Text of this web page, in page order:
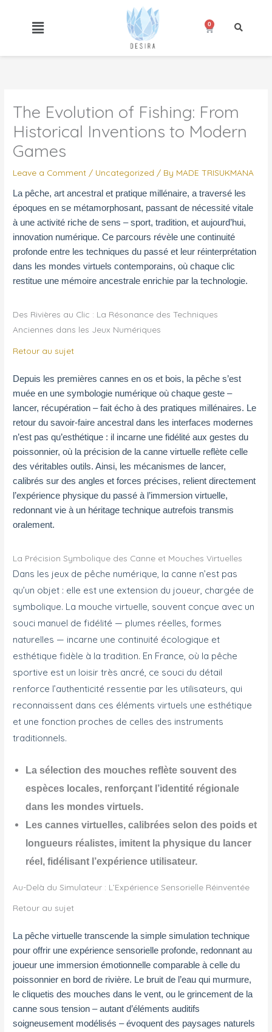
0
Cart
The Evolution of Fishing: From
Historical Inventions to Modern
Games
Leave a Comment / Uncategorized / By MADE TRISUKMANA
La pêche, art ancestral et pratique millénaire, a traversé les
époques en se métamorphosant, passant de nécessité vitale
à une activité riche de sens – sport, tradition, et aujourd’hui,
innovation numérique. Ce parcours révèle une continuité
profonde entre les techniques du passé et leur réinterprétation
dans les mondes virtuels contemporains, où chaque clic
restitue une mémoire ancestrale enrichie par la technologie.
Des Rivières au Clic : La Résonance des Techniques
Anciennes dans les Jeux Numériques
Retour au sujet
Depuis les premières cannes en os et bois, la pêche s’est
muée en une symbologie numérique où chaque geste –
lancer, récupération – fait écho à des pratiques millénaires. Le
retour du savoir-faire ancestral dans les interfaces modernes
n’est pas qu’esthétique : il incarne une fidélité aux gestes du
poissonnier, où la précision de la canne virtuelle reflète celle
des véritables outils. Ainsi, les mécanismes de lancer,
calibrés sur des angles et forces précises, relient directement
l’expérience physique du passé à l’immersion virtuelle,
redonnant vie à un héritage technique autrefois transmis
oralement.
La Précision Symbolique des Canne et Mouches Virtuelles
Dans les jeux de pêche numérique, la canne n’est pas
qu’un objet : elle est une extension du joueur, chargée de
symbolique. La mouche virtuelle, souvent conçue avec un
souci manuel de fidélité — plumes réelles, formes
naturelles — incarne une continuité écologique et
esthétique fidèle à la tradition. En France, où la pêche
sportive est un loisir très ancré, ce souci du détail
renforce l’authenticité ressentie par les utilisateurs, qui
reconnaissent dans ces éléments virtuels une esthétique
et une fonction proches de celles des instruments
traditionnels.
La sélection des mouches reflète souvent des
espèces locales, renforçant l’identité régionale
dans les mondes virtuels.
Les cannes virtuelles, calibrées selon des poids et
longueurs réalistes, imitent la physique du lancer
réel, fidélisant l’expérience utilisateur.
Au-Delà du Simulateur : L’Expérience Sensorielle Réinventée
Retour au sujet
La pêche virtuelle transcende la simple simulation technique
pour offrir une expérience sensorielle profonde, redonnant au
joueur une immersion émotionnelle comparable à celle du
poissonnier en bord de rivière. Le bruit de l’eau qui murmure,
le cliquetis des mouches dans le vent, ou le grincement de la
canne sous tension – autant d’éléments auditifs
soigneusement modélisés – évoquent des paysages naturels